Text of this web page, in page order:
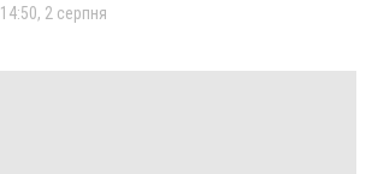
14:50, 2 серпня